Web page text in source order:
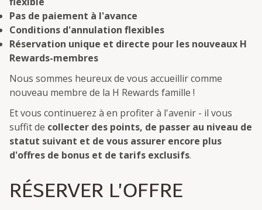
Pas de paiement à l'avance
Conditions d'annulation flexibles
Réservation unique et directe pour les nouveaux H
Rewards-membres
Nous sommes heureux de vous accueillir comme
nouveau membre de la H Rewards famille !
Et vous continuerez à en profiter à l'avenir - il vous
suffit de collecter des points, de passer au niveau de
statut suivant et de vous assurer encore plus
d'offres de bonus et de tarifs exclusifs.
RÉSERVER L'OFFRE